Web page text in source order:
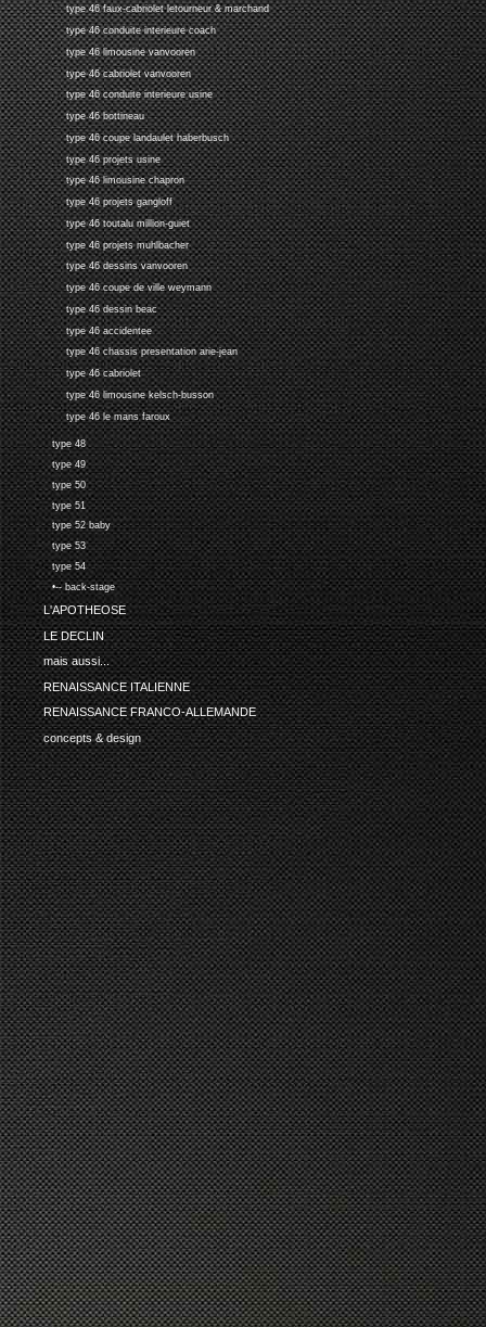
type 46 faux-cabriolet letourneur & marchand
type 46 conduite interieure coach
type 46 limousine vanvooren
type 46 cabriolet vanvooren
type 46 conduite interieure usine
type 46 bottineau
type 46 coupe landaulet haberbusch
type 46 projets usine
type 46 limousine chapron
type 46 projets gangloff
type 46 toutalu million-guiet
type 46 projets muhlbacher
type 46 dessins vanvooren
type 46 coupe de ville weymann
type 46 dessin beac
type 46 accidentee
type 46 chassis presentation arie-jean
type 46 cabriolet
type 46 limousine kelsch-busson
type 46 le mans faroux
type 48
type 49
type 50
type 51
type 52 baby
type 53
type 54
•-- back-stage
L'APOTHEOSE
LE DECLIN
mais aussi...
RENAISSANCE ITALIENNE
RENAISSANCE FRANCO-ALLEMANDE
concepts & design